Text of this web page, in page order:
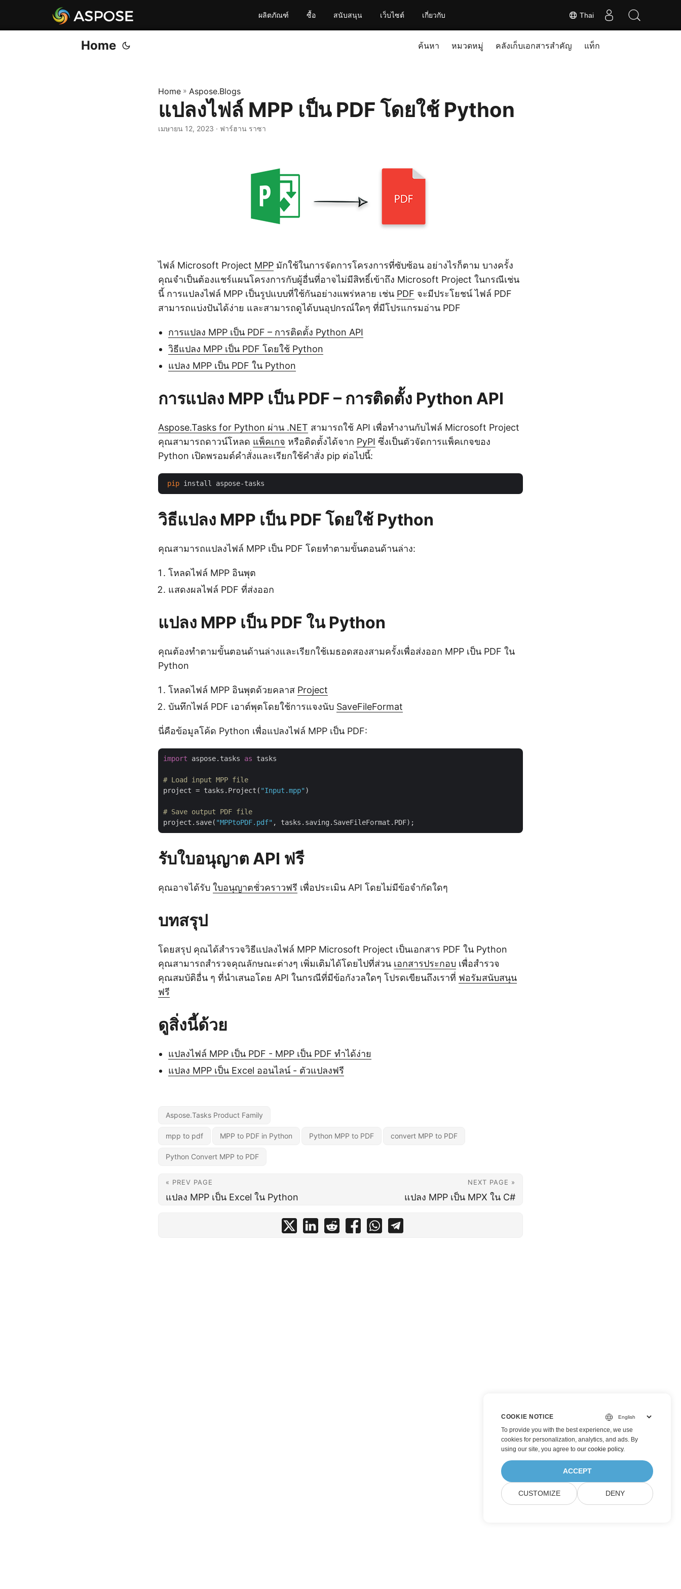
Thai
ผลิตภัณฑ์ ซื้อ สนับสนุน เว็บไซต์ เกี่ยวกับ
Home ค้นหา หมวดหมู่ คลังเก็บเอกสารสำคัญ แท็ก
Home » Aspose.Blogs
แปลงไฟล์ MPP เป็น PDF โดยใช้ Python
เมษายน 12, 2023 · ฟาร์ฮาน ราซา
ไฟล์ Microsoft Project MPP มักใช้ในการจัดการโครงการที่ซับซ้อน อย่างไรก็ตาม บางครั้ง
คุณจำเป็นต้องแชร์แผนโครงการกับผู้อื่นที่อาจไม่มีสิทธิ์เข้าถึง Microsoft Project ในกรณีเช่น
นี้ การแปลงไฟล์ MPP เป็นรูปแบบที่ใช้กันอย่างแพร่หลาย เช่น PDF จะมีประโยชน์ ไฟล์ PDF
สามารถแบ่งปันได้ง่าย และสามารถดูได้บนอุปกรณ์ใดๆ ที่มีโปรแกรมอ่าน PDF
การแปลง MPP เป็น PDF – การติดตั้ง Python API
วิธีแปลง MPP เป็น PDF โดยใช้ Python
แปลง MPP เป็น PDF ใน Python
การแปลง MPP เป็น PDF – การติดตั้ง Python API
Aspose.Tasks for Python ผ่าน .NET สามารถใช้ API เพื่อทำงานกับไฟล์ Microsoft Project
คุณสามารถดาวน์โหลด แพ็คเกจ หรือติดตั้งได้จาก PyPI ซึ่งเป็นตัวจัดการแพ็คเกจของ
Python เปิดพรอมต์คำสั่งและเรียกใช้คำสั่ง pip ต่อไปนี้:
pip
วิธีแปลง MPP เป็น PDF โดยใช้ Python
คุณสามารถแปลงไฟล์ MPP เป็น PDF โดยทำตามขั้นตอนด้านล่าง:
โหลดไฟล์ MPP อินพุต
แสดงผลไฟล์ PDF ที่ส่งออก
แปลง MPP เป็น PDF ใน Python
คุณต้องทำตามขั้นตอนด้านล่างและเรียกใช้เมธอดสองสามครั้งเพื่อส่งออก MPP เป็น PDF ใน
Python
โหลดไฟล์ MPP อินพุตด้วยคลาส Project
บันทึกไฟล์ PDF เอาต์พุตโดยใช้การแจงนับ SaveFileFormat
นี่คือข้อมูลโค้ด Python เพื่อแปลงไฟล์ MPP เป็น PDF:
import aspose.tasks as tasks
# Load input MPP file
project = tasks.Project( "Input.mpp" )
# Save output PDF file
project.save( "MPPtoPDF.pdf"
รับใบอนุญาต API ฟรี
คุณอาจได้รับ ใบอนุญาตชั่วคราวฟรี เพื่อประเมิน API โดยไม่มีข้อจำกัดใดๆ
บทสรุป
โดยสรุป คุณได้สำรวจวิธีแปลงไฟล์ MPP Microsoft Project เป็นเอกสาร PDF ใน Python
คุณสามารถสำรวจคุณลักษณะต่างๆ เพิ่มเติมได้โดยไปที่ส่วน เอกสารประกอบ เพื่อสำรวจ
คุณสมบัติอื่น ๆ ที่นำเสนอโดย API ในกรณีที่มีข้อกังวลใดๆ โปรดเขียนถึงเราที่ ฟอรัมสนับสนุน
ฟรี
ดูสิ่งนี้ด้วย
แปลงไฟล์ MPP เป็น PDF - MPP เป็น PDF ทำได้ง่าย
แปลง MPP เป็น Excel ออนไลน์ - ตัวแปลงฟรี
Aspose.Tasks Product Family
mpp to pdf MPP to PDF in Python Python MPP to PDF convert MPP to PDF
Python Convert MPP to PDF
« PREV PAGE
แปลง MPP เป็น Excel ใน Python
NEXT PAGE »
แปลง MPP เป็น MPX ใน C#
COOKIE NOTICE
To provide you with the best experience, we use
cookies for personalization, analytics, and ads. By
using our site, you agree to our cookie policy.
ACCEPT
CUSTOMIZE DENY